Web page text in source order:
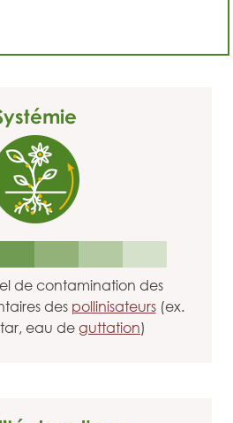
de contamination des
des pollinisateurs(ex.
eau deguttation)